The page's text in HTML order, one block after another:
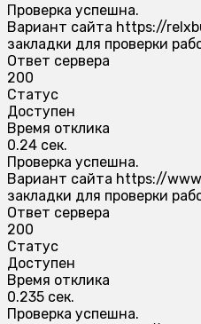
Проверка успешна.
Вариант сайта https://
закладки для проверки
Ответ сервера
200
Статус
Доступен
Время отклика
0.24 сек.
Проверка успешна.
Вариант сайта https://
закладки для проверки
Ответ сервера
200
Статус
Доступен
Время отклика
0.235 сек.
Проверка успешна.